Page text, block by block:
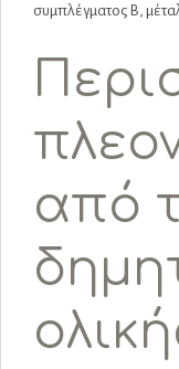
συμπλέγματος Β,
από